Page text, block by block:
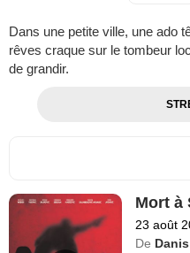
Dans une petite ville, une ado
rêves craque sur le tombeur
de grandir.
Mort à
23 août
De